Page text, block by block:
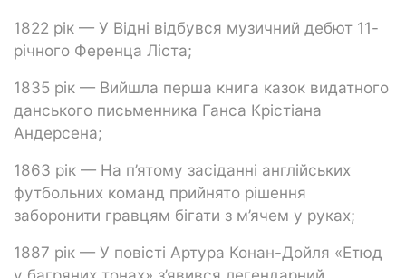
1822 рік — У Відні відбувся музичний дебют 11-
річного Ференца Ліста;
1835 рік — Вийшла перша книга казок видатного
данського письменника Ганса Крістіана
Андерсена;
1863 рік — На п’ятому засіданні англійських
футбольних команд прийнято рішення
заборонити гравцям бігати з м’ячем у руках;
1887 рік — У повісті Артура Конан-Дойля «Етюд